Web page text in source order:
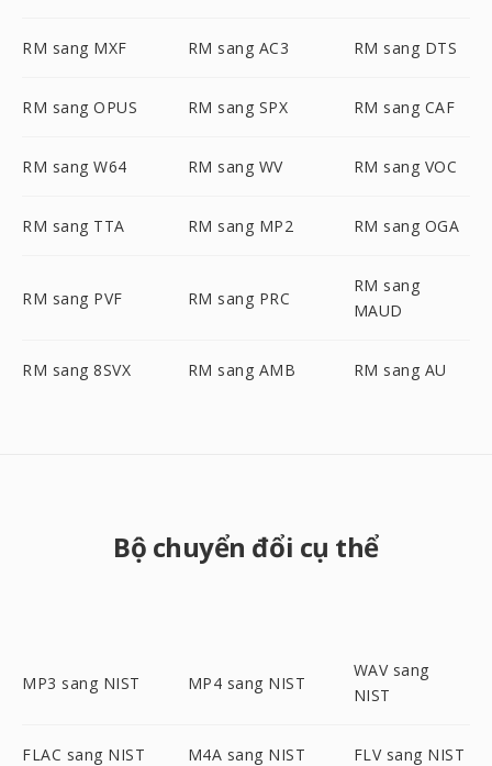
RM sang MXF RM sang AC3 RM sang DTS
RM sang OPUS RM sang SPX RM sang CAF
RM sang W64 RM sang WV RM sang VOC
RM sang TTA RM sang MP2 RM sang OGA
RM sang PVF RM sang PRC
RM sang
MAUD
RM sang 8SVX RM sang AMB RM sang AU
Bộ chuyển đổi cụ thể
MP3 sang NIST MP4 sang NIST
WAV sang
NIST
FLAC sang NIST M4A sang NIST FLV sang NIST